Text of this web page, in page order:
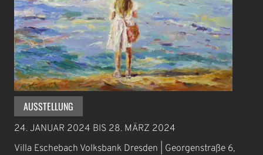
AUSSTELLUNG
24. JANUAR 2024 BIS 28. MÄRZ 2024
Villa Eschebach Volksbank Dresden | Georgenstraße 6,